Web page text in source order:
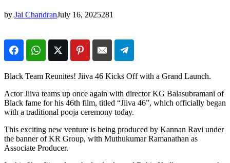
by Jai ChandranJuly 16, 2025281
Black Team Reunites! Jiiva 46 Kicks Off with a Grand Launch.
Actor Jiiva teams up once again with director KG Balasubramani of
Black fame for his 46th film, titled “Jiiva 46”, which officially began
with a traditional pooja ceremony today.
This exciting new venture is being produced by Kannan Ravi under
the banner of KR Group, with Muthukumar Ramanathan as
Associate Producer.